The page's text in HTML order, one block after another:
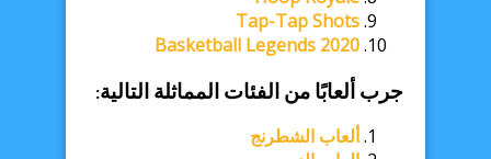
Tap-Tap Shots
Basketball Legends 2020
جرب ألعابًا من الفئات المماثلة التالية:
ألعاب الشطرنج